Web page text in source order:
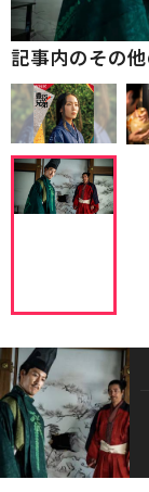
記事内のその